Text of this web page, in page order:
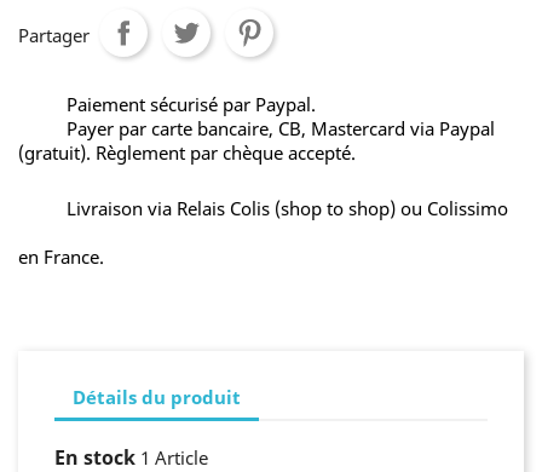
Partager
Paiement sécurisé par Paypal.
Payer par carte bancaire, CB, Mastercard via Paypal
(gratuit). Règlement par chèque accepté.
Livraison via Relais Colis (shop to shop) ou Colissimo
en France.
Détails du produit
En stock 1 Article